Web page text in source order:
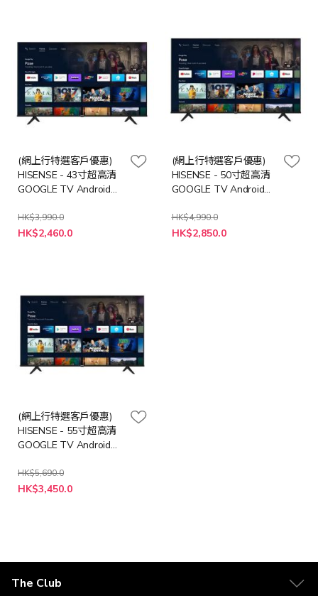
(網上行特選客戶優惠)
HISENSE - 43寸超高清
GOOGLE TV Android
HK$3,990.0
特
殊
HK$2,460.0
(網上行特選客戶優惠)
HISENSE - 50寸超高清
GOOGLE TV Android
HK$4,990.0
特
殊
HK$2,850.0
(網上行特選客戶優惠)
HISENSE - 55寸超高清
GOOGLE TV Android
HK$5,690.0
特
殊
HK$3,450.0
The Club